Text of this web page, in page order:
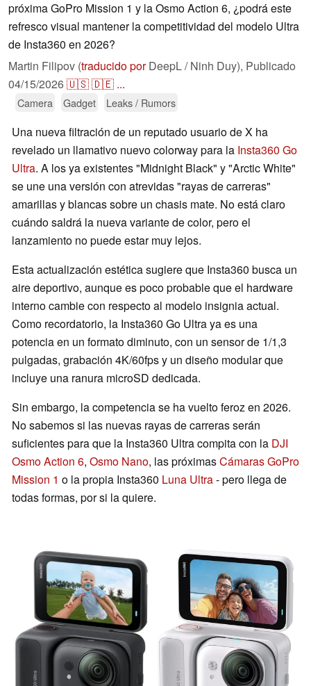
próxima GoPro Mission 1 y la Osmo Action 6, ¿podrá este
refresco visual mantener la competitividad del modelo Ultra
de Insta360 en 2026?
Martin Filipov (traducido porDeepL / Ninh Duy), Publicado
04/15/2026🇺🇸🇩🇪 ...
Camera Gadget Leaks / Rumors
Una nueva filtración de un reputado usuario de X ha
revelado un llamativo nuevo colorway para la Insta360 Go
Ultra. A los ya existentes "Midnight Black" y "Arctic White"
se une una versión con atrevidas "rayas de carreras"
amarillas y blancas sobre un chasis mate. No está claro
cuándo saldrá la nueva variante de color, pero el
lanzamiento no puede estar muy lejos.
Esta actualización estética sugiere que Insta360 busca un
aire deportivo, aunque es poco probable que el hardware
interno cambie con respecto al modelo insignia actual.
Como recordatorio, la Insta360 Go Ultra ya es una
potencia en un formato diminuto, con un sensor de 1/1,3
pulgadas, grabación 4K/60fps y un diseño modular que
incluye una ranura microSD dedicada.
Sin embargo, la competencia se ha vuelto feroz en 2026.
No sabemos si las nuevas rayas de carreras serán
suficientes para que la Insta360 Ultra compita con la DJI
Osmo Action 6, Osmo Nano, las próximasCámaras GoPro
Mission 1 o la propia Insta360 Luna Ultra- pero llega de
todas formas, por si la quiere.